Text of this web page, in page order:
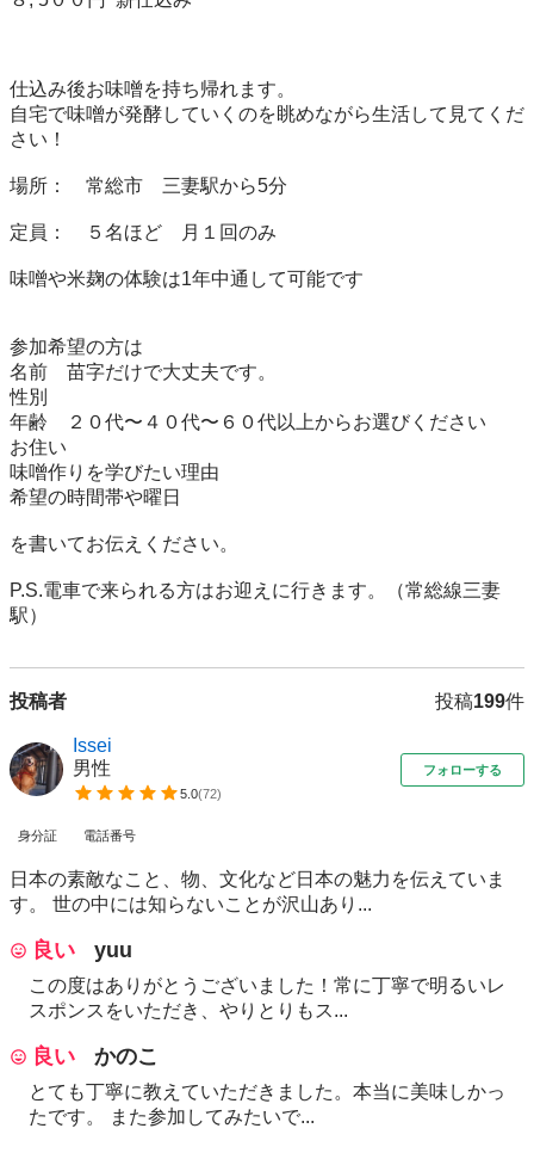
仕込み後お味噌を持ち帰れます。
自宅で味噌が発酵していくのを眺めながら生活して見てくだ
さい！
場所：　常総市　三妻駅から5分
定員：　５名ほど　月１回のみ
味噌や米麹の体験は1年中通して可能です
参加希望の方は
名前　苗字だけで大丈夫です。
性別
年齢　２０代〜４０代〜６０代以上からお選びください
お住い
味噌作りを学びたい理由
希望の時間帯や曜日
を書いてお伝えください。
P.S.電車で来られる方はお迎えに行きます。（常総線三妻
駅）
投稿者 投稿199件
Issei
男性
5.0(72)
フォローする
身分証 電話番号
日本の素敵なこと、物、文化など日本の魅力を伝えていま
す。 世の中には知らないことが沢山あり...
良い yuu
この度はありがとうございました！常に丁寧で明るいレ
スポンスをいただき、やりとりもス...
良い かのこ
とても丁寧に教えていただきました。本当に美味しかっ
たです。 また参加してみたいで...